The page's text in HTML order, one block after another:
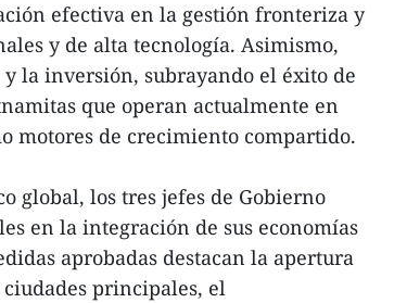
efectiva en la gestión fronteriza y
y de alta tecnología. Asimismo,
la inversión, subrayando el éxito de
que operan actualmente en
motores de crecimiento compartido.
global, los tres jefes de Gobierno
en la integración de sus economías
aprobadas destacan la apertura
principales, el